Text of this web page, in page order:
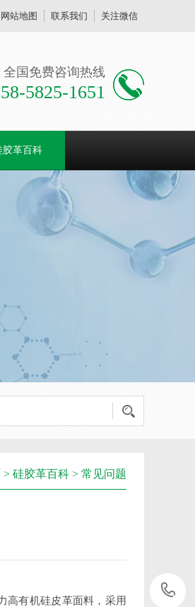
网站地图 联系我们 关注微信
全国免费咨询热线
5825-1651
胶革百科
> 硅胶革百科 > 常见问题
高有机硅皮革面料，采用